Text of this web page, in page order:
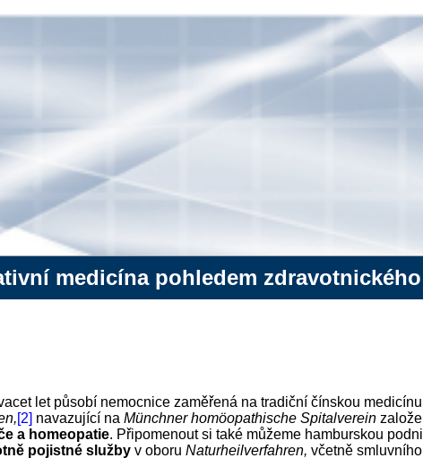
medicína pohledem
let působí nemocnice zaměřená na tradiční čínskou
[2] navazující na Münchner homöopathische Spitalverein
a homeopatie. Připomenout si také můžeme hamburskou
pojistné služby v oboru Naturheilverfahren, včetně